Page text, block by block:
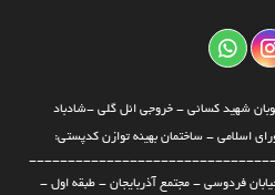
شهید کسائی - خروجی ائل گلی -شادباد
اسلامی - ساختمان بهینه توازن کدپستی:
5367131310
فردوسی - مجتمع آذربایجان - طبقه اول -